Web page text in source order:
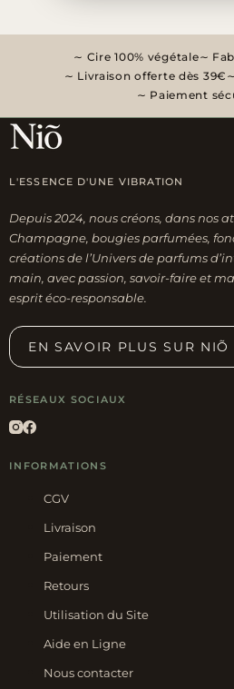
Cire 100% végétale
Livraison offerte dès 39€
Paiement
L'ESSENCE D'UNE VIBRATION
Depuis 2024, nous créons, dans nos
Champagne, bougies parfumées,
créations de l’Univers de parfums
main, avec passion, savoir-faire et
esprit éco-responsable.
EN SAVOIR PLUS SUR NIÕ
RÉSEAUX SOCIAUX
INFORMATIONS
CGV
Livraison
Paiement
Retours
Utilisation du Site
Aide en Ligne
Nous contacter